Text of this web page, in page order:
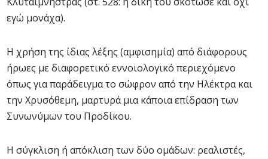
εγώ μονάχα).
Η χρήση της ίδιας λέξης (αμφισημία) από διάφορους
ήρωες με διαφορετικό εννοιολογικό περιεχόμενο
όπως για παράδειγμα το σώφρον από την Ηλέκτρα και
την Χρυσόθεμη, μαρτυρά μια κάποια επίδραση των
Συνωνύμων του Προδίκου.
Η σύγκλιση ή απόκλιση των δύο ομάδων: ρεαλιστές,